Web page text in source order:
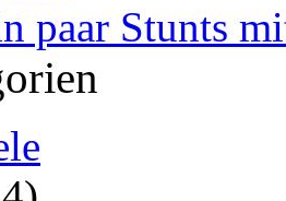
paar Stunts